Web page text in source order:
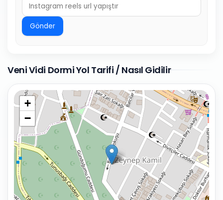
Gönder
Veni Vidi Dormi Yol Tarifi / Nasıl Gidilir
+
−